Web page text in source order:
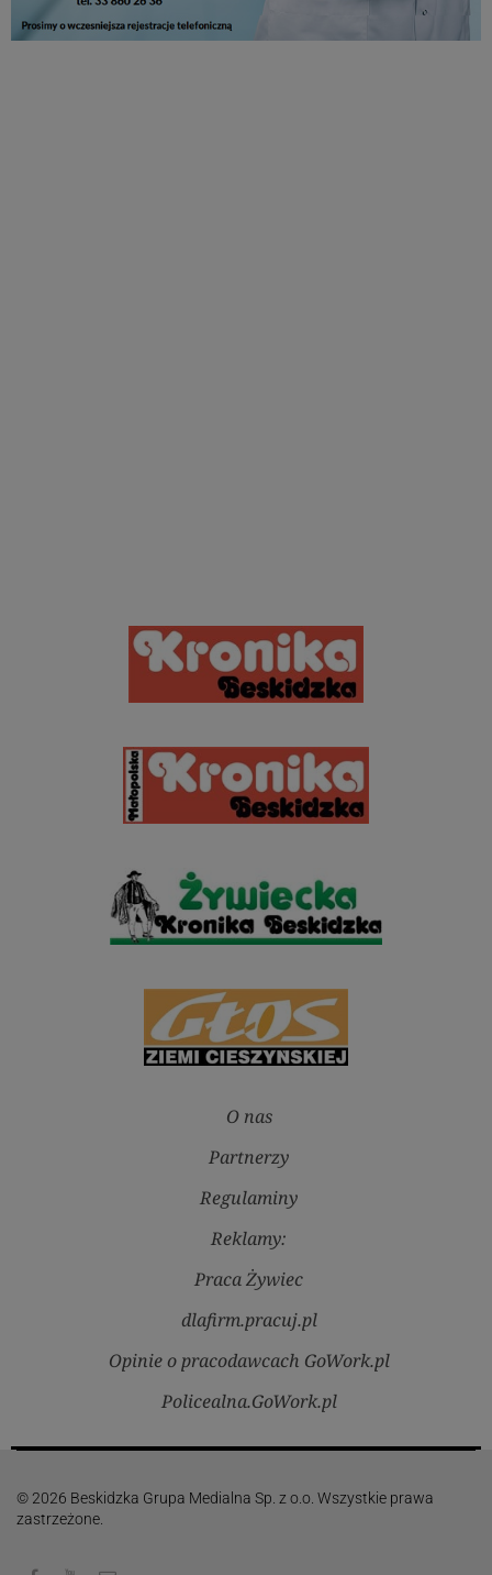
O nas
Partnerzy
Regulaminy
Reklamy:
Praca Żywiec
dlafirm.pracuj.pl
Opinie o pracodawcach GoWork.pl
Policealna.GoWork.pl
© 2026 Beskidzka Grupa Medialna Sp. z o.o. Wszystkie prawa
zastrzeżone.